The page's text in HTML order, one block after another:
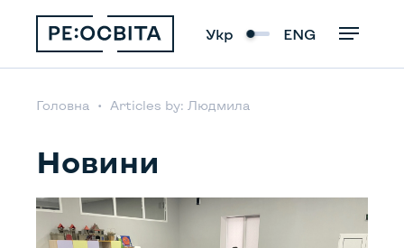
Укр ENG
Головна Articles by: Людмила
Новини